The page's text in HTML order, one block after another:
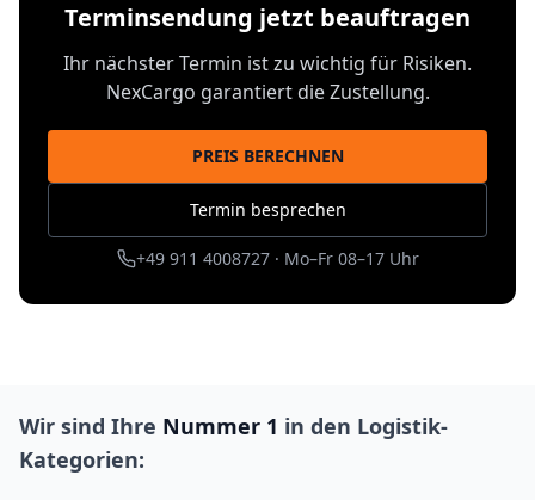
Terminsendung jetzt beauftragen
Ihr nächster Termin ist zu wichtig für Risiken.
NexCargo garantiert die Zustellung.
PREIS BERECHNEN
Termin besprechen
+49 911 4008727 · Mo–Fr 08–17 Uhr
Wir sind Ihre Nummer 1 in den Logistik-
Kategorien: